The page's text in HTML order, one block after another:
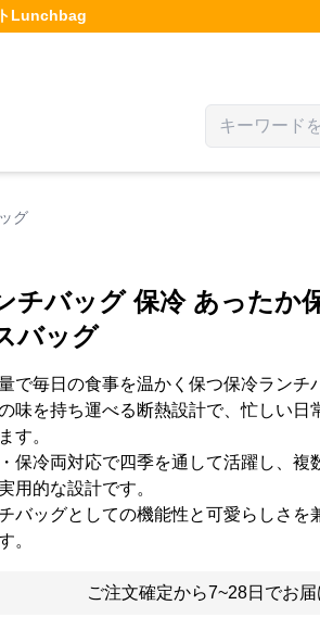
Lunchbag
グ
チバッグ 保冷 あったか
バッグ
で毎日の食事を温かく保つ保冷ランチ
味を持ち運べる断熱設計で、忙しい日
す。
保冷両対応で四季を通して活躍し、複
用的な設計です。
バッグとしての機能性と可愛らしさを
。
ご注文確定から7~28日でお